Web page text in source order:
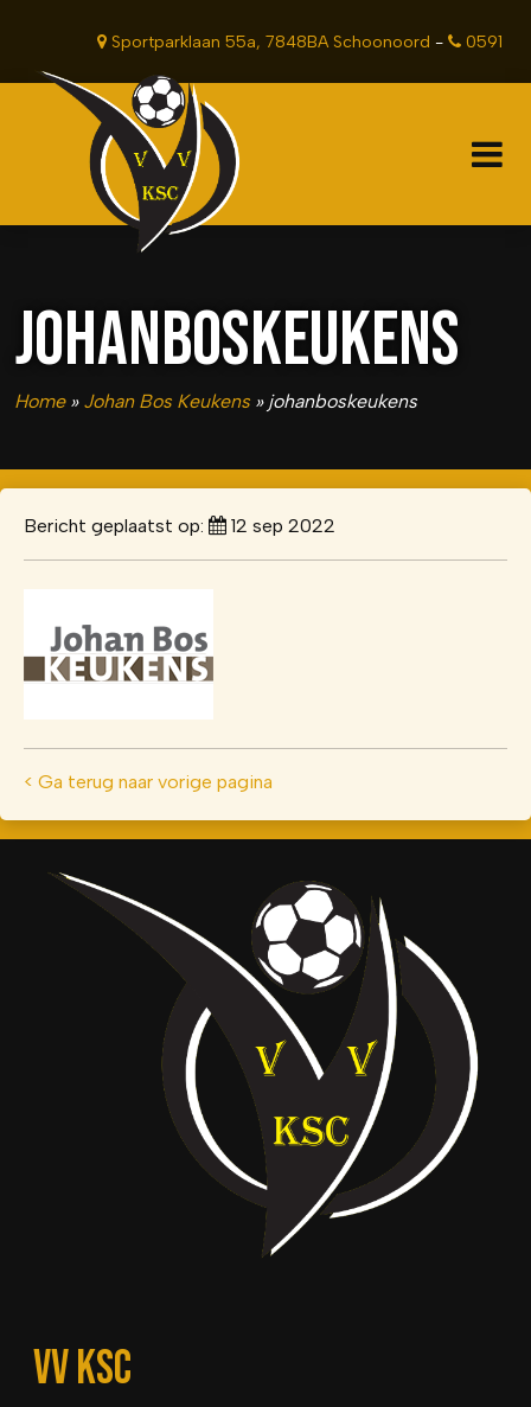
Sportparklaan 55a, 7848BA Schoonoord - 0591
JOHANBOSKEUKENS
Home» Johan Bos Keukens» johanboskeukens
Bericht geplaatst op: 12 sep 2022
< Ga terug naar vorige pagina
VV KSC